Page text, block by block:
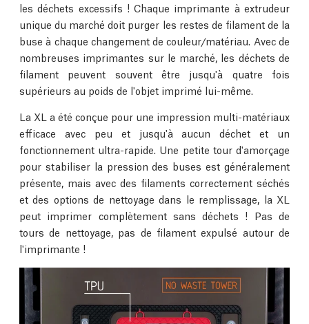
les déchets excessifs ! Chaque imprimante à extrudeur
unique du marché doit purger les restes de filament de la
buse à chaque changement de couleur/matériau. Avec de
nombreuses imprimantes sur le marché, les déchets de
filament peuvent souvent être jusqu'à quatre fois
supérieurs au poids de l'objet imprimé lui-même.
La XL a été conçue pour une impression multi-matériaux
efficace avec peu et jusqu'à aucun déchet et un
fonctionnement ultra-rapide. Une petite tour d'amorçage
pour stabiliser la pression des buses est généralement
présente, mais avec des filaments correctement séchés
et des options de nettoyage dans le remplissage, la XL
peut imprimer complètement sans déchets ! Pas de
tours de nettoyage, pas de filament expulsé autour de
l'imprimante !